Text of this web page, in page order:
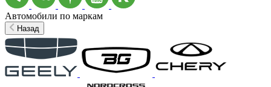
Автомобили по маркам
Назад